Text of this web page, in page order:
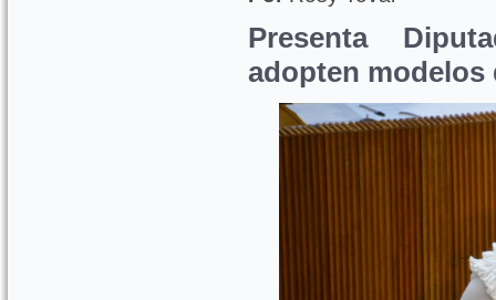
Presenta
adopten modelos